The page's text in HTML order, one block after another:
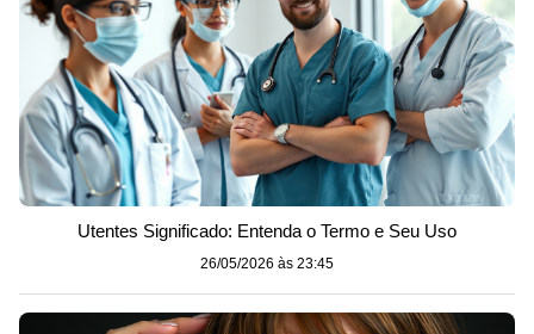
Utentes Significado: Entenda o Termo e Seu Uso
26/05/2026 às 23:45